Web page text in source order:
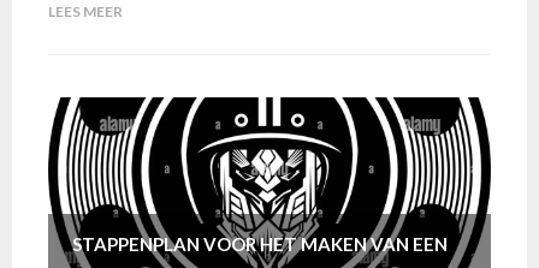
LEES MEER
STAPPENPLAN VOOR HET MAKEN VAN EEN